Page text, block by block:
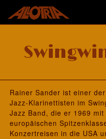
Rainer Sander ist einer
Jazz-Klarinettisten im
Jazz Band, die er 1969
europäischen
Konzertreisen in die USA